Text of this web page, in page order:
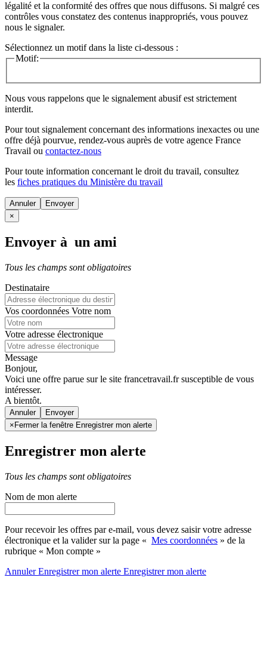
légalité et la conformité des offres que nous diffusons. Si malgré ces
contrôles vous constatez des contenus inappropriés, vous pouvez
nous le signaler.
Sélectionnez un motif dans la liste ci-dessous :
Motif:
Nous vous rappelons que le signalement abusif est strictement
interdit.
Pour tout signalement concernant des informations inexactes ou une
offre déjà pourvue, rendez-vous auprès de votre agence France
Travail ou contactez-nous
Pour toute information concernant le droit du travail, consultez
les fiches pratiques du Ministère du travail
Annuler
×
Envoyer à un ami
Tous les champs sont obligatoires
Destinataire
Vos coordonnées Votre nom
Votre adresse électronique
Message
Bonjour,
Voici une offre parue sur le site francetravail.fr susceptible de vous
intéresser.
A bientôt.
Annuler
× Fermer la fenêtre Enregistrer mon alerte
Enregistrer mon alerte
Tous les champs sont obligatoires
Nom de mon alerte
Pour recevoir les offres par e-mail, vous devez saisir votre adresse
électronique et la valider sur la page « Mes coordonnées » de la
rubrique « Mon compte »
AnnulerEnregistrer mon alerte Enregistrermon alerte